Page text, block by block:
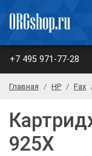
+7 495 971-77-28
Главная HP Fax
925X